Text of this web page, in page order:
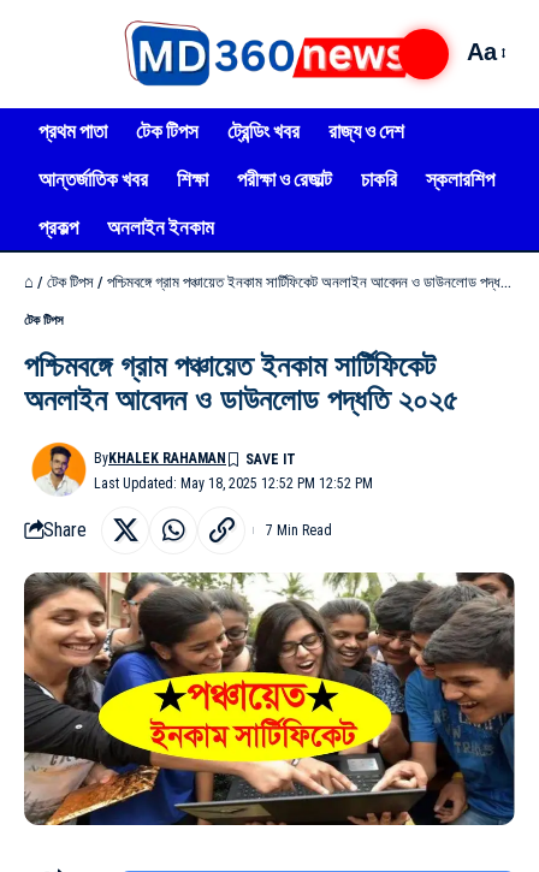
Aa
প্রথম পাতা টেক টিপস ট্রেন্ডিং খবর
রাজ্য ও দেশ
আন্তর্জাতিক খবর
শিক্ষা পরীক্ষা ও রেজাল্ট চাকরি
স্কলারশিপ
প্রকল্প
অনলাইন ইনকাম
⌂ / টেক টিপস / পশ্চিমবঙ্গে গ্রাম পঞ্চায়েত ইনকাম সার্টিফিকেট অনলাইন আবেদন ও ডাউনলোড পদ্ধতি ২০২৫
টেক টিপস
পশ্চিমবঙ্গে গ্রাম পঞ্চায়েত ইনকাম সার্টিফিকেট
অনলাইন আবেদন ও ডাউনলোড পদ্ধতি ২০২৫
Last Updated: May 18, 2025 12:52 PM 12:52 PM
ByKHALEK RAHAMAN
Share 7 Min Read